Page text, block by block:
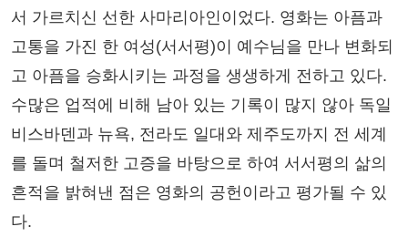
서 가르치신 선한 사마리아인이었다. 영화는 아픔과
고통을 가진 한 여성(서서평)이 예수님을 만나 변화되
고 아픔을 승화시키는 과정을 생생하게 전하고 있다.
수많은 업적에 비해 남아 있는 기록이 많지 않아 독일
비스바덴과 뉴욕, 전라도 일대와 제주도까지 전 세계
를 돌며 철저한 고증을 바탕으로 하여 서서평의 삶의
흔적을 밝혀낸 점은 영화의 공헌이라고 평가될 수 있
다.